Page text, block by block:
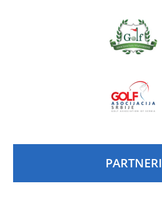
PARTNERI